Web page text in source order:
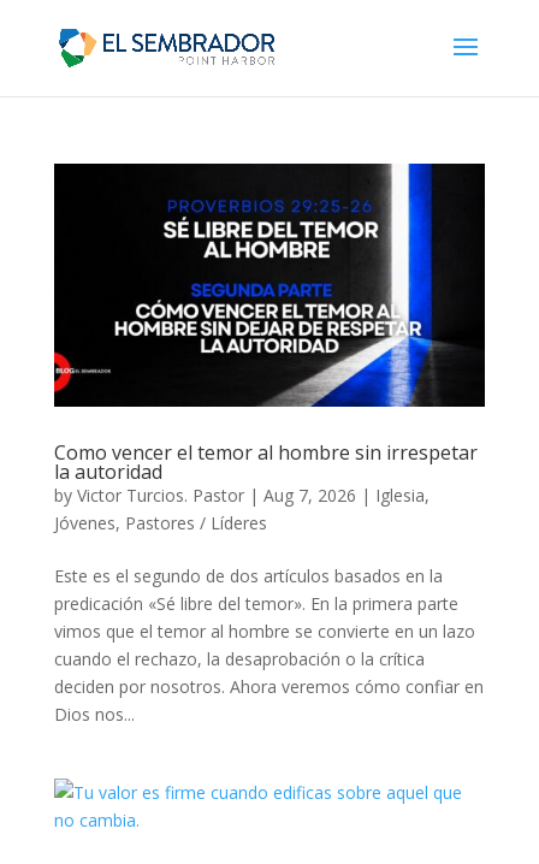
Como vencer el temor al hombre sin irrespetar
la autoridad
by Victor Turcios. Pastor| Aug 7, 2026 | Iglesia,
Jóvenes, Pastores / Líderes
Este es el segundo de dos artículos basados en la
predicación «Sé libre del temor». En la primera parte
vimos que el temor al hombre se convierte en un lazo
cuando el rechazo, la desaprobación o la crítica
deciden por nosotros. Ahora veremos cómo confiar en
Dios nos...